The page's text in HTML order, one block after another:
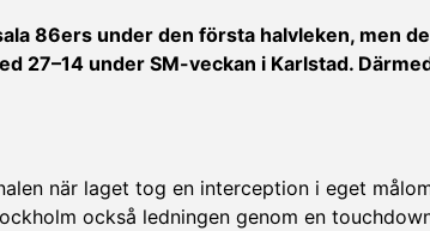
86ers under den första halvleken, men
27–14 under SM-veckan i Karlstad.
när laget tog en interception i eget
också ledningen genom en